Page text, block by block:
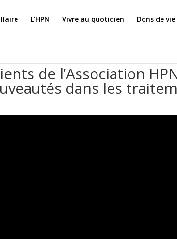
L’HPN Vivre au quotidien Dons de vie
de l’Association
dans les